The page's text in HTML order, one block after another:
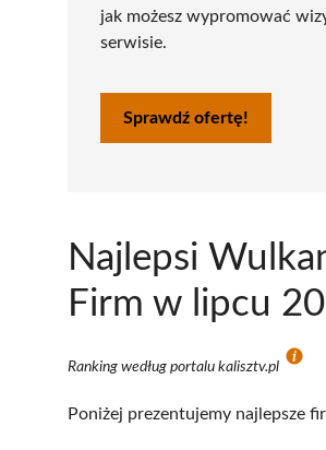
jak możesz wypromować
serwisie.
Sprawdź ofertę!
Najlepsi
Firm w lipcu
Ranking według portalu kalisztv.pl
Poniżej prezentujemy najlepsze